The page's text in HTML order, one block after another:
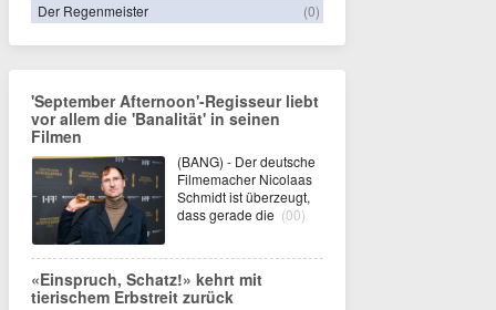
Der Regenmeister
(0)
'September Afternoon'-Regisseur liebt
vor allem die 'Banalität' in seinen
Filmen
(BANG) - Der deutsche
Filmemacher Nicolaas
Schmidt ist überzeugt,
dass gerade die (00)
«Einspruch, Schatz!» kehrt mit
tierischem Erbstreit zurück